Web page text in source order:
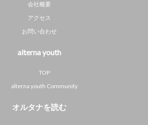
会社概要
アクセス
お問い合わせ
alterna youth
TOP
alterna youth Community
オルタナを読む